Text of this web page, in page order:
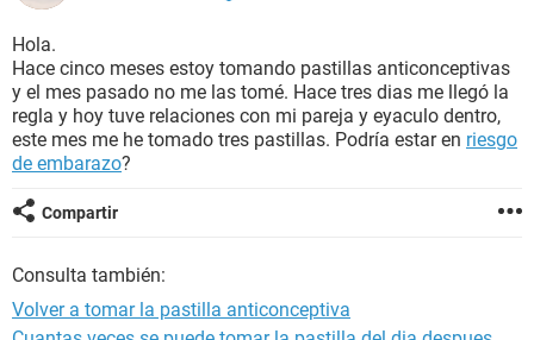
SEXUALIDAD
GLOSARIO
Hola.
Hace cinco meses estoy tomando pastillas anticonceptivas
y el mes pasado no me las tomé. Hace tres dias me llegó la
regla y hoy tuve relaciones con mi pareja y eyaculo dentro,
este mes me he tomado tres pastillas. Podría estar en riesgo
de embarazo?
Compartir
Consulta también:
Volver a tomar la pastilla anticonceptiva